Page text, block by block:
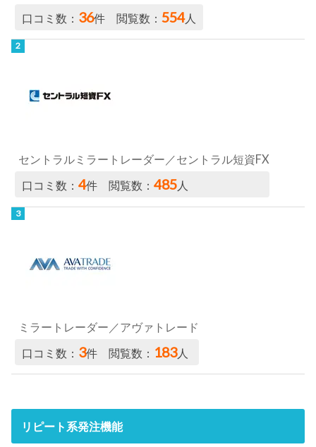
口コミ数： 36件 閲覧数：554人
セントラルミラートレーダー／セントラル短資FX
口コミ数：4件 閲覧数：485人
ミラートレーダー／アヴァトレード
口コミ数： 3件 閲覧数： 183人
リピート系発注機能